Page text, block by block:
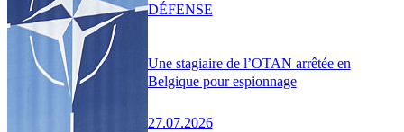
Une stagiaire de l’OTAN arrêtée en
Belgique pour espionnage
27.07.2026
DÉFENSE